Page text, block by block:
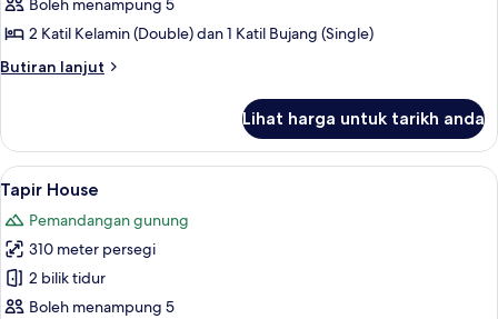
2
Kitchen,
Boleh menampung 5
2 Katil Kelamin (Double) dan 1 Katil Bujang (Single)
Butiran lanjut
Butiran
House,
Bedrooms,
Kitchen,
Hill
View
Lihat harga untuk tarikh anda
Lihat
semua
foto
untuk
Tapir
House
11
Tapir House
Pemandangan gunung
310 meter persegi
2 bilik tidur
Boleh menampung 5